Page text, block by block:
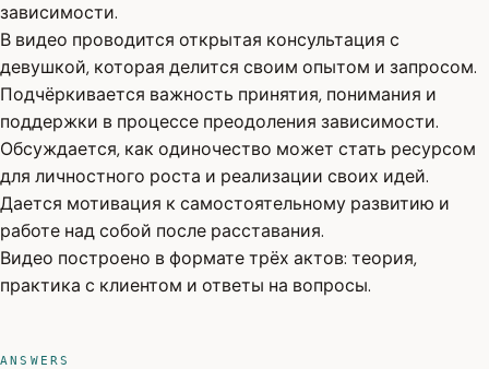
зависимости.
В видео проводится открытая консультация с
девушкой, которая делится своим опытом и запросом.
Подчёркивается важность принятия, понимания и
поддержки в процессе преодоления зависимости.
Обсуждается, как одиночество может стать ресурсом
для личностного роста и реализации своих идей.
Дается мотивация к самостоятельному развитию и
работе над собой после расставания.
Видео построено в формате трёх актов: теория,
практика с клиентом и ответы на вопросы.
ANSWERS